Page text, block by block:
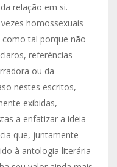
relação em si.
homossexuais
como tal porque não
referências
ou da
nestes escritos,
exibidas,
a enfatizar a ideia
que, juntamente
à antologia literária